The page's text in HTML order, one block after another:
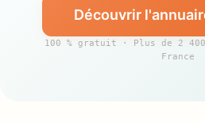
Découvrir
100 % gratuit · Plus de 2
France